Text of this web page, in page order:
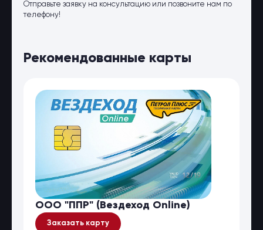
Отправьте заявку на консультацию или позвоните нам по
телефону!
Рекомендованные карты
ООО "ППР" (Вездеход Online)
Заказать карту